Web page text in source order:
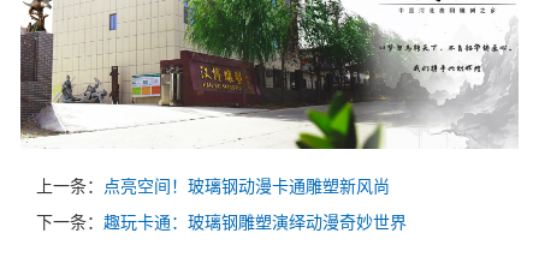
上一条： 点亮空间！玻璃钢动漫卡通雕塑新风尚
下一条： 趣玩卡通：玻璃钢雕塑演绎动漫奇妙世界